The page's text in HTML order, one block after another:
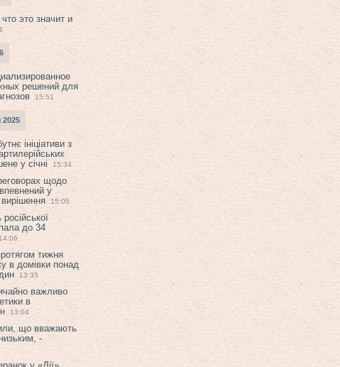
это значит и
решений для
15:51
2025
ініціативи з
у січні
15:34
щодо
у
15:05
до 34
14:06
тижня
в домівки понад
13:35
важливо
в
13:04
що вважають
-